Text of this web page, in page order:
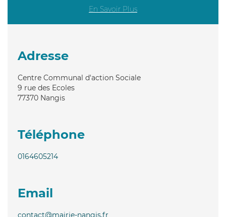
En Savoir Plus
Adresse
Centre Communal d'action Sociale
9 rue des Ecoles
77370 Nangis
Téléphone
0164605214
Email
contact@mairie-nangis.fr